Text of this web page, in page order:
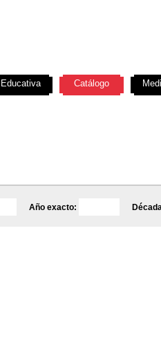
Año exacto:
Educativa Catálogo